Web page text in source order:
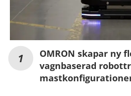
OMRON skapar ny
vagnbaserad